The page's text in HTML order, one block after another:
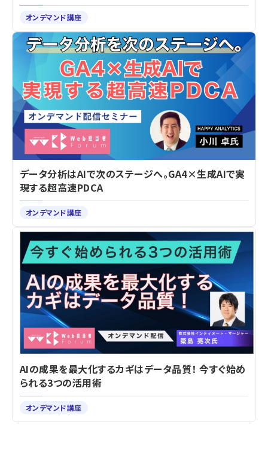
オンデマンド講座
データ分析はAIで次のステージへ。GA4×生成AIで実
現する超高速PDCA
オンデマンド講座
AIの成果を最大化するカギはデータ品質！ 今すぐ始め
られる3つの活用術
オンデマンド講座